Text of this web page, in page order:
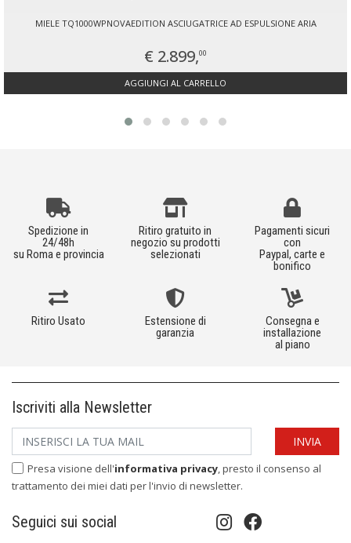
MIELE TQ1000WPNOVAEDITION ASCIUGATRICE AD ESPULSIONE ARIA
€ 2.899,00
AGGIUNGI AL CARRELLO
Spedizione in
24/48h
su Roma e provincia
Ritiro gratuito in
negozio su prodotti
selezionati
Pagamenti sicuri
con
Paypal, carte e
bonifico
Ritiro Usato
Estensione di
garanzia
Consegna e
installazione
al piano
Iscriviti alla Newsletter
Presa visione dell'informativa privacy , presto il consenso al
trattamento dei miei dati per l'invio di newsletter.
Seguici sui social